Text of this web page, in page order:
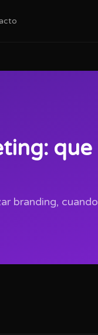
que
branding, cuando